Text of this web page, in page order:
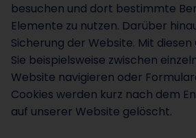
besuchen und dort bestimmte
Elemente zu nutzen. Darüber
Sicherung der Website. Mit
Sie beispielsweise zwischen
Website navigieren oder
Cookies werden kurz nach dem
auf unserer Website gelöscht.